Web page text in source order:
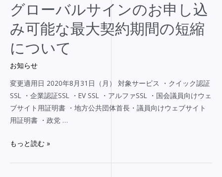
認
証
方
法
の
一
部
変
更
に
し
最
大
有
効
間
の
変
更
に
し
グローバルサインのお申し込
み可能な最大契約期間の短縮
について
お知らせ
変更適用日 2020年8月31日（月） 対象サービス ・クイック認証
SSL ・企業認証SSL ・EV SSL ・アルファSSL ・国会議員向けウェ
ブサイト用証明書 ・地方公共団体首長・議員向けウェブサイト
用証明書 ・政党 …
グ
ロ
ー
バ
ル
サ
イ
ン
の
お
し
み
もっと読む »